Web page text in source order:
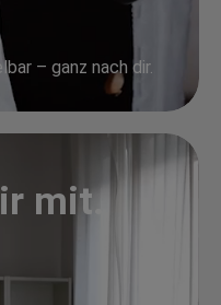
– ganz nach dir.
mit.